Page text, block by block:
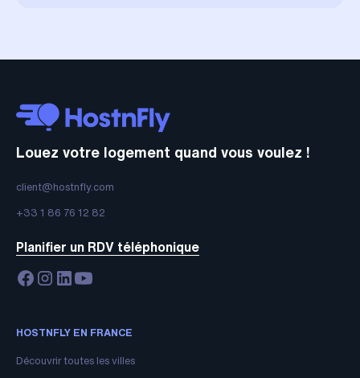
Louez votre logement quand vous voulez !
client@hostnfly.com
+33 1 86 76 12 82
Planifier un RDV téléphonique
HOSTNFLY EN FRANCE
Découvrir toutes les villes